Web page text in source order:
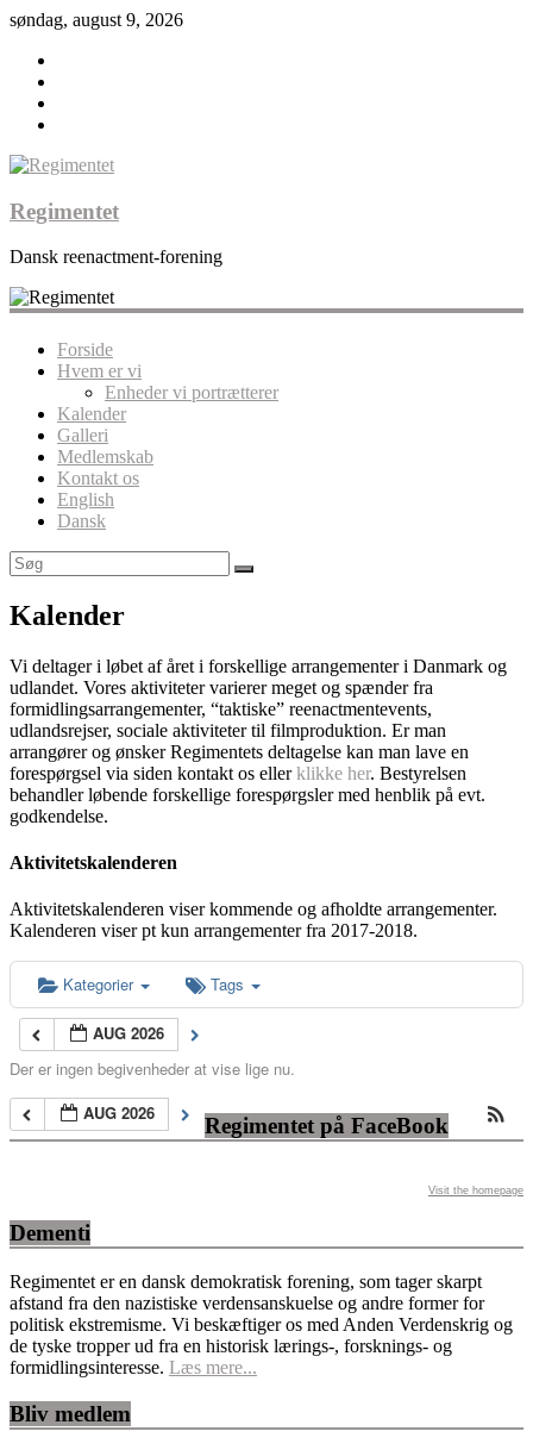
søndag, august 9, 2026
Regimentet
Dansk reenactment-forening
Forside
Hvem er vi
Enheder vi portrætterer
Kalender
Galleri
Medlemskab
Kontakt os
English
Dansk
Kalender
Vi deltager i løbet af året i forskellige arrangementer i Danmark og
udlandet. Vores aktiviteter varierer meget og spænder fra
formidlingsarrangementer, “taktiske” reenactmentevents,
udlandsrejser, sociale aktiviteter til filmproduktion. Er man
arrangører og ønsker Regimentets deltagelse kan man lave en
forespørgsel via siden kontakt os ellerklikke her. Bestyrelsen
behandler løbende forskellige forespørgsler med henblik på evt.
godkendelse.
Aktivitetskalenderen
Aktivitetskalenderen viser kommende og afholdte arrangementer.
Kalenderen viser pt kun arrangementer fra 2017-2018.
Kategorier Tags
AUG 2026
Der er ingen begivenheder at vise lige nu.
AUG 2026
Regimentet på FaceBook
Visit the homepage
Dementi
Regimentet er en dansk demokratisk forening, som tager skarpt
afstand fra den nazistiske verdensanskuelse og andre former for
politisk ekstremisme. Vi beskæftiger os med Anden Verdenskrig og
de tyske tropper ud fra en historisk lærings-, forsknings- og
formidlingsinteresse. Læs mere...
Bliv medlem